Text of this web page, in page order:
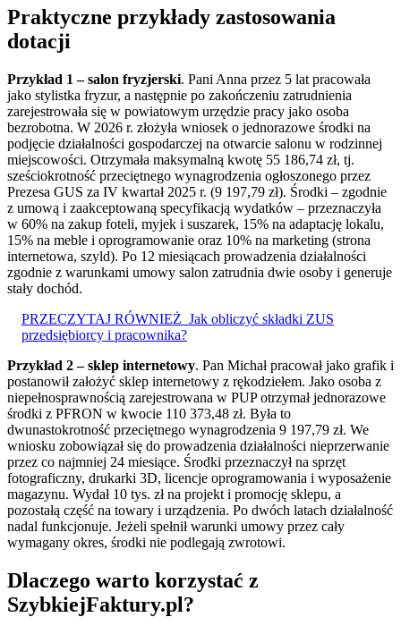
Praktyczne przykłady zastosowania
dotacji
Przykład 1 – salon fryzjerski. Pani Anna przez 5 lat pracowała
jako stylistka fryzur, a następnie po zakończeniu zatrudnienia
zarejestrowała się w powiatowym urzędzie pracy jako osoba
bezrobotna. W 2026 r. złożyła wniosek o jednorazowe środki na
podjęcie działalności gospodarczej na otwarcie salonu w rodzinnej
miejscowości. Otrzymała maksymalną kwotę 55 186,74 zł, tj.
sześciokrotność przeciętnego wynagrodzenia ogłoszonego przez
Prezesa GUS za IV kwartał 2025 r. (9 197,79 zł). Środki – zgodnie
z umową i zaakceptowaną specyfikacją wydatków – przeznaczyła
w 60% na zakup foteli, myjek i suszarek, 15% na adaptację lokalu,
15% na meble i oprogramowanie oraz 10% na marketing (strona
internetowa, szyld). Po 12 miesiącach prowadzenia działalności
zgodnie z warunkami umowy salon zatrudnia dwie osoby i generuje
stały dochód.
PRZECZYTAJ RÓWNIEŻ Jak obliczyć składki ZUS
przedsiębiorcy i pracownika?
Przykład 2 – sklep internetowy. Pan Michał pracował jako grafik i
postanowił założyć sklep internetowy z rękodziełem. Jako osoba z
niepełnosprawnością zarejestrowana w PUP otrzymał jednorazowe
środki z PFRON w kwocie 110 373,48 zł. Była to
dwunastokrotność przeciętnego wynagrodzenia 9 197,79 zł. We
wniosku zobowiązał się do prowadzenia działalności nieprzerwanie
przez co najmniej 24 miesiące. Środki przeznaczył na sprzęt
fotograficzny, drukarki 3D, licencje oprogramowania i wyposażenie
magazynu. Wydał 10 tys. zł na projekt i promocję sklepu, a
pozostałą część na towary i urządzenia. Po dwóch latach działalność
nadal funkcjonuje. Jeżeli spełnił warunki umowy przez cały
wymagany okres, środki nie podlegają zwrotowi.
Dlaczego warto korzystać z
SzybkiejFaktury.pl?